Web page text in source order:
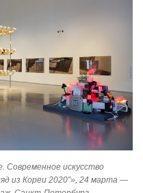
Современное искусство
из Кореи 2020”», 24 марта —